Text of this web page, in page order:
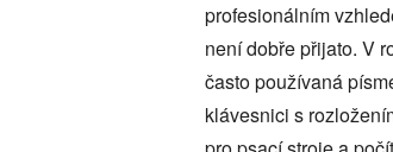
profesionálním
není dobře přijato. V
často používaná
klávesnici s